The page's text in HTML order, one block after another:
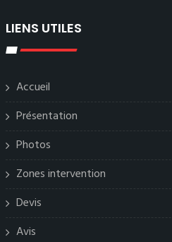
LIENS UTILES
Accueil
Présentation
Photos
Zones intervention
Devis
Avis